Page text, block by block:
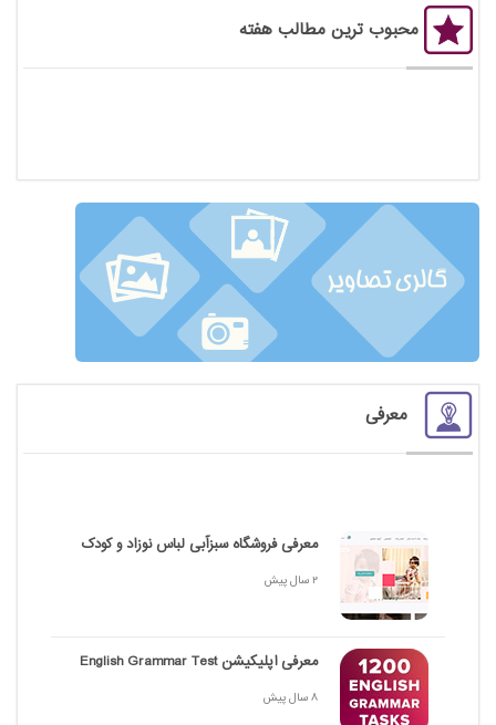
محبوب ترین مطالب هفته
معرفی
معرفی فروشگاه سبزآبی لباس نوزاد و کودک
2 سال پیش
معرفی اپلیکیشن English Grammar Test
8 سال پیش